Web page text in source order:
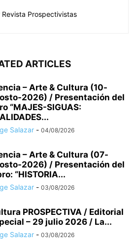
Revista Prospectivistas
ARTICLES
– Arte & Cultura (10-
2026) / Presentación del
“MAJES-SIGUAS:
Salazar - 04/08/2026
– Arte & Cultura (07-
2026) / Presentación del
“HISTORIA...
Salazar - 03/08/2026
PROSPECTIVA / Editorial
– 29 julio 2026 / La...
Salazar - 03/08/2026